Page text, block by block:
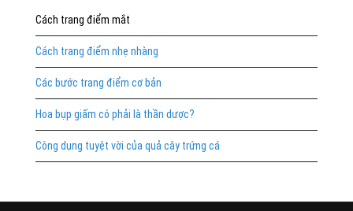
Cách trang điểm mắt
Cách trang điểm nhẹ nhàng
Các bước trang điểm cơ bản
Hoa bụp giấm có phải là thần dược?
Công dụng tuyệt vời của quả cây trứng cá